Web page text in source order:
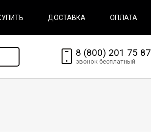
ДОСТАВКА ОПЛАТА
8 (800) 201 75 87
звонок бесплатный